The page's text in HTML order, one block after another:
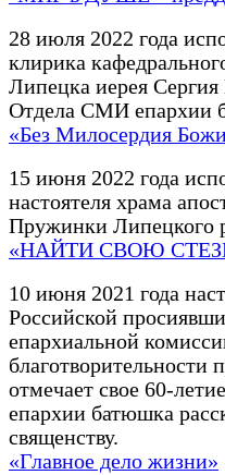
28 июля 2022 года
клирика
Липецка иерея
Отдела СМИ епархии
«Без Милосердия
15 июня 2022 года
настоятеля храма
Пружинки Липецкого
«НАЙТИ СВОЮ
10 июня 2021 года
Российской
епархиальной
благотворительности
отмечает свое 60-
епархии батюшка
священству.
«Главное дело жизни»